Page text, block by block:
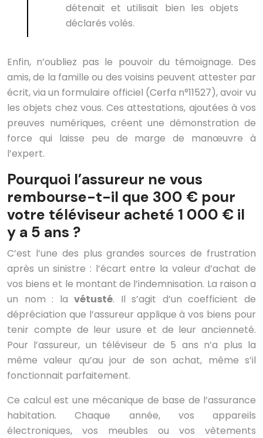
détenait et utilisait bien les objets
déclarés volés.
Enfin, n’oubliez pas le pouvoir du témoignage. Des
amis, de la famille ou des voisins peuvent attester par
écrit, via un formulaire officiel (Cerfa n°11527), avoir vu
les objets chez vous. Ces attestations, ajoutées à vos
preuves numériques, créent une démonstration de
force qui laisse peu de marge de manœuvre à
l’expert.
Pourquoi l’assureur ne vous
rembourse-t-il que 300 € pour
votre téléviseur acheté 1 000 € il
y a 5 ans ?
C’est l’une des plus grandes sources de frustration
après un sinistre : l’écart entre la valeur d’achat de
vos biens et le montant de l’indemnisation. La raison a
un nom : lavétusté. Il s’agit d’un coefficient de
dépréciation que l’assureur applique à vos biens pour
tenir compte de leur usure et de leur ancienneté.
Pour l’assureur, un téléviseur de 5 ans n’a plus la
même valeur qu’au jour de son achat, même s’il
fonctionnait parfaitement.
Ce calcul est une mécanique de base de l’assurance
habitation. Chaque année, vos appareils
électroniques, vos meubles ou vos vêtements